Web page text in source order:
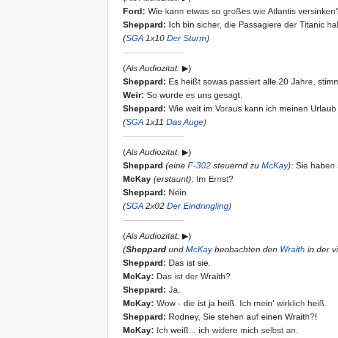
Ford: Wie kann etwas so großes wie Atlantis
Sheppard: Ich bin sicher, die Passagiere der Titanic
(SGA 1x10 Der Sturm)
(Als Audiozitat:
)
Sheppard: Es heißt sowas passiert alle 20 Jahre,
Weir: So wurde es uns gesagt.
Sheppard: Wie weit im Voraus kann ich meinen
(SGA 1x11 Das Auge)
(Als Audiozitat:
)
Sheppard (eine F-302 steuernd zu McKay): Sie haben
McKay (erstaunt): Im Ernst?
Sheppard: Nein.
(SGA 2x02 Der Eindringling)
(Als Audiozitat:
)
(Sheppard und McKaybeobachten den Wraith in der
Sheppard: Das ist sie.
McKay: Das ist der Wraith?
Sheppard: Ja.
McKay: Wow - die ist ja heiß. Ich mein' wirklich heiß.
Sheppard: Rodney, Sie stehen auf einen Wraith?!
McKay: Ich weiß... ich widere mich selbst an.